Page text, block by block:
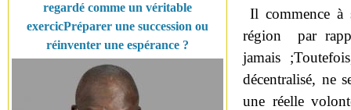
regardé comme un véritable
exercicPréparer une succession ou
réinventer une espérance ?
Il commence à
région par
jamais
décentralisé, ne
une réelle